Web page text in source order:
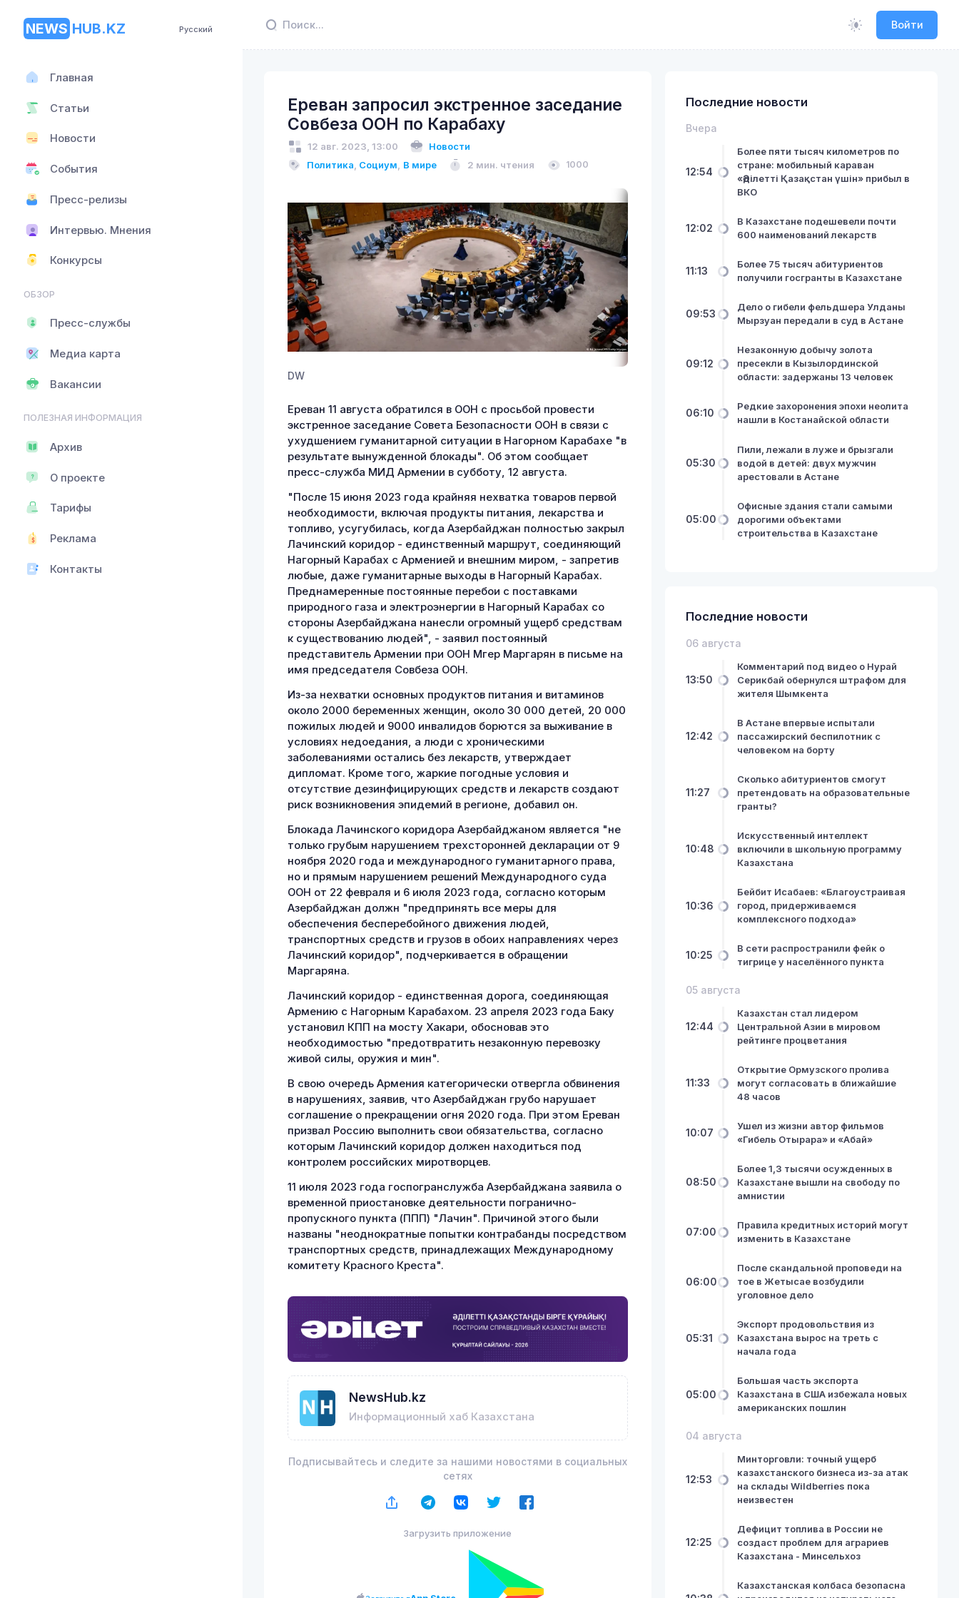
Войти
NEWS HUB.KZ Русский
Главная
Статьи
Новости
События
Пресс-релизы
Интервью. Мнения
Конкурсы
ОБЗОР
Пресс-службы
Медиа карта
Вакансии
ПОЛЕЗНАЯ ИНФОРМАЦИЯ
Архив
О проекте
Тарифы
Реклама
Контакты
Ереван запросил экстренное заседание
Совбеза ООН по Карабаху
12 авг. 2023, 13:00
Новости
Политика Социум В мире 2 мин. чтения 1000
DW
Ереван 11 августа обратился в ООН с просьбой провести
экстренное заседание Совета Безопасности ООН в связи с
ухудшением гуманитарной ситуации в Нагорном Карабахе "в
результате вынужденной блокады". Об этом сообщает
пресс-служба МИД Армении в субботу, 12 августа.
"После 15 июня 2023 года крайняя нехватка товаров первой
необходимости, включая продукты питания, лекарства и
топливо, усугубилась, когда Азербайджан полностью закрыл
Лачинский коридор - единственный маршрут, соединяющий
Нагорный Карабах с Арменией и внешним миром, - запретив
любые, даже гуманитарные выходы в Нагорный Карабах.
Преднамеренные постоянные перебои с поставками
природного газа и электроэнергии в Нагорный Карабах со
стороны Азербайджана нанесли огромный ущерб средствам
к существованию людей", - заявил постоянный
представитель Армении при ООН Мгер Маргарян в письме на
имя председателя Совбеза ООН.
Из-за нехватки основных продуктов питания и витаминов
около 2000 беременных женщин, около 30 000 детей, 20 000
пожилых людей и 9000 инвалидов борются за выживание в
условиях недоедания, а люди с хроническими
заболеваниями остались без лекарств, утверждает
дипломат. Кроме того, жаркие погодные условия и
отсутствие дезинфицирующих средств и лекарств создают
риск возникновения эпидемий в регионе, добавил он.
Блокада Лачинского коридора Азербайджаном является "не
только грубым нарушением трехсторонней декларации от 9
ноября 2020 года и международного гуманитарного права,
но и прямым нарушением решений Международного суда
ООН от 22 февраля и 6 июля 2023 года, согласно которым
Азербайджан должн "предпринять все меры для
обеспечения бесперебойного движения людей,
транспортных средств и грузов в обоих направлениях через
Лачинский коридор", подчеркивается в обращении
Маргаряна.
Лачинский коридор - единственная дорога, соединяющая
Армению с Нагорным Карабахом. 23 апреля 2023 года Баку
установил КПП на мосту Хакари, обосновав это
необходимостью "предотвратить незаконную перевозку
живой силы, оружия и мин".
В свою очередь Армения категорически отвергла обвинения
в нарушениях, заявив, что Азербайджан грубо нарушает
соглашение о прекращении огня 2020 года. При этом Ереван
призвал Россию выполнить свои обязательства, согласно
которым Лачинский коридор должен находиться под
контролем российских миротворцев.
11 июля 2023 года госпогранслужба Азербайджана заявила о
временной приостановке деятельности погранично-
пропускного пункта (ППП) "Лачин". Причиной этого были
названы "неоднократные попытки контрабанды посредством
транспортных средств, принадлежащих Международному
комитету Красного Креста".
NewsHub.kz
Информационный хаб Казахстана
Подписывайтесь и следите за нашими новостями в социальных
сетях
Загрузить приложение
Последние новости
Вчера
12:54
Более пяти тысяч километров по
стране: мобильный караван
«Әділетті Қазақстан үшін» прибыл в
ВКО
12:02
В Казахстане подешевели почти
600 наименований лекарств
11:13
Более 75 тысяч абитуриентов
получили госгранты в Казахстане
09:53
Дело о гибели фельдшера Улданы
Мырзуан передали в суд в Астане
09:12
Незаконную добычу золота
пресекли в Кызылординской
области: задержаны 13 человек
06:10
Редкие захоронения эпохи неолита
нашли в Костанайской области
05:30
Пили, лежали в луже и брызгали
водой в детей: двух мужчин
арестовали в Астане
05:00
Офисные здания стали самыми
дорогими объектами
строительства в Казахстане
Последние новости
06 августа
13:50
Комментарий под видео о Нурай
Серикбай обернулся штрафом для
жителя Шымкента
12:42
В Астане впервые испытали
пассажирский беспилотник с
человеком на борту
11:27
Сколько абитуриентов смогут
претендовать на образовательные
гранты?
10:48
Искусственный интеллект
включили в школьную программу
Казахстана
10:36
Бейбит Исабаев: «Благоустраивая
город, придерживаемся
комплексного подхода»
10:25
В сети распространили фейк о
тигрице у населённого пункта
05 августа
12:44
Казахстан стал лидером
Центральной Азии в мировом
рейтинге процветания
11:33
Открытие Ормузского пролива
могут согласовать в ближайшие
48 часов
10:07
Ушел из жизни автор фильмов
«Гибель Отырара» и «Абай»
08:50
Более 1,3 тысячи осужденных в
Казахстане вышли на свободу по
амнистии
07:00
Правила кредитных историй могут
изменить в Казахстане
06:00
После скандальной проповеди на
тое в Жетысае возбудили
уголовное дело
05:31
Экспорт продовольствия из
Казахстана вырос на треть с
начала года
05:00
Большая часть экспорта
Казахстана в США избежала новых
американских пошлин
04 августа
12:53
Минторговли: точный ущерб
казахстанского бизнеса из-за атак
на склады Wildberries пока
неизвестен
12:25
Дефицит топлива в России не
создаст проблем для аграриев
Казахстана - Минсельхоз
Казахстанская колбаса безопасна